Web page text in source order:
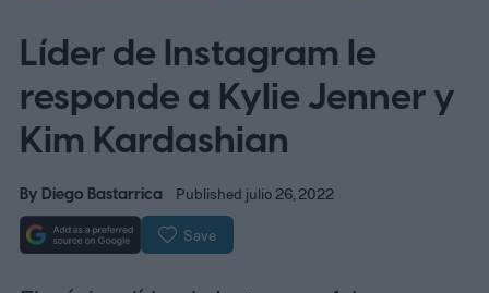
Líder de Instagram le
responde a Kylie Jenner y
Kim Kardashian
By Diego Bastarrica Published julio 26, 2022
Save